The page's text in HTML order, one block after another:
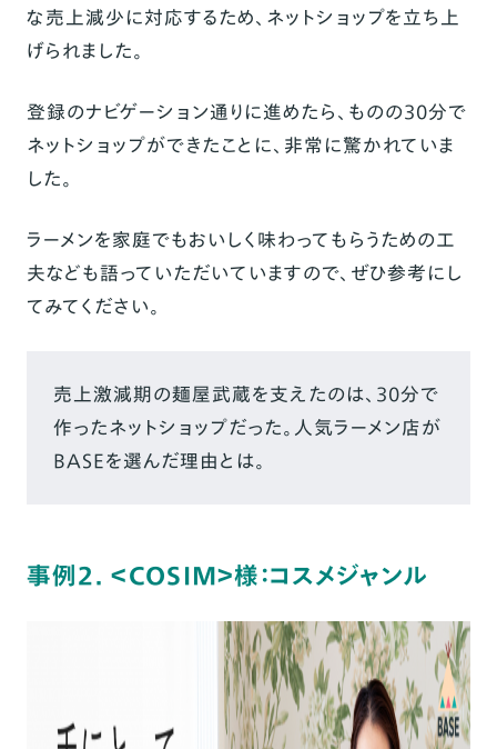
な売上減少に対応するため、ネットショップを立ち上
げられました。
登録のナビゲーション通りに進めたら、ものの30分で
ネットショップができたことに、非常に驚かれていま
した。
ラーメンを家庭でもおいしく味わってもらうための工
夫なども語っていただいていますので、ぜひ参考にし
てみてください。
売上激減期の麺屋武蔵を支えたのは、30分で
作ったネットショップだった。人気ラーメン店が
BASEを選んだ理由とは。
事例2. ＜COSIM＞様：コスメジャンル